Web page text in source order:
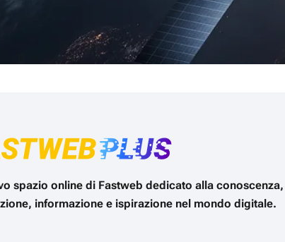
spazio online di Fastweb dedicato alla conoscenza,
informazione e ispirazione nel mondo digitale.